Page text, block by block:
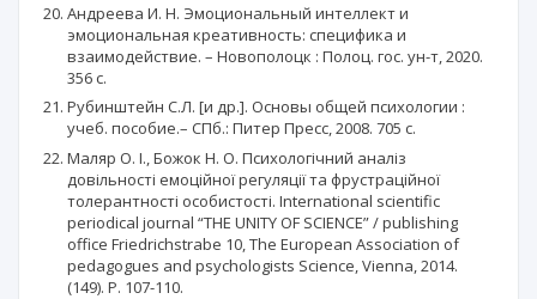
Андреева И. Н. Эмоциональный интеллект и
эмоциональная креативность: специфика и
взаимодействие. – Новополоцк : Полоц. гос. ун-т, 2020.
356 с.
Рубинштейн С.Л. [и др.]. Основы общей психологии :
учеб. пособие.– СПб.: Питер Пресс, 2008. 705 с.
Маляр О. І., Божок Н. О. Психологічний аналіз
довільності емоційної регуляції та фрустраційної
толерантності особистості. International scientific
periodical journal “THE UNITY OF SCIENCE” / publishing
office Friedrichstrabe 10, The European Association of
pedagogues and psychologists Science, Vienna, 2014.
(149). P. 107-110.